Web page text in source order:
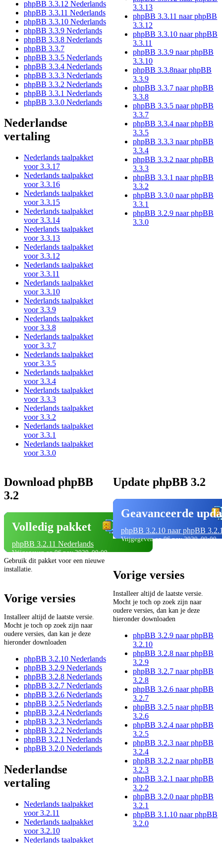
phpBB 3.3.12 Nederlands
phpBB 3.3.11 Nederlands
phpBB 3.3.10 Nederlands
phpBB 3.3.9 Nederlands
phpBB 3.3.8 Nederlands
phpBB 3.3.7
phpBB 3.3.5 Nederlands
phpBB 3.3.4 Nederlands
phpBB 3.3.3 Nederlands
phpBB 3.3.2 Nederlands
phpBB 3.3.1 Nederlands
phpBB 3.3.0 Nederlands
Nederlandse
vertaling
Nederlands taalpakket
voor 3.3.17
Nederlands taalpakket
voor 3.3.16
Nederlands taalpakket
voor 3.3.15
Nederlands taalpakket
voor 3.3.14
Nederlands taalpakket
voor 3.3.13
Nederlands taalpakket
voor 3.3.12
Nederlands taalpakket
voor 3.3.11
Nederlands taalpakket
voor 3.3.10
Nederlands taalpakket
voor 3.3.9
Nederlands taalpakket
voor 3.3.8
Nederlands taalpakket
voor 3.3.7
Nederlands taalpakket
voor 3.3.5
Nederlands taalpakket
voor 3.3.4
Nederlands taalpakket
voor 3.3.3
Nederlands taalpakket
voor 3.3.2
Nederlands taalpakket
voor 3.3.1
Nederlands taalpakket
voor 3.3.0
3.3.13
phpBB 3.3.11 naar phpBB
3.3.12
phpBB 3.3.10 naar phpBB
3.3.11
phpBB 3.3.9 naar phpBB
3.3.10
phpBB 3.3.8naar phpBB
3.3.9
phpBB 3.3.7 naar phpBB
3.3.8
phpBB 3.3.5 naar phpBB
3.3.7
phpBB 3.3.4 naar phpBB
3.3.5
phpBB 3.3.3 naar phpBB
3.3.4
phpBB 3.3.2 naar phpBB
3.3.3
phpBB 3.3.1 naar phpBB
3.3.2
phpBB 3.3.0 naar phpBB
3.3.1
phpBB 3.2.9 naar phpBB
3.3.0
Download phpBB
3.2
Volledig pakket
phpBB 3.2.11 Nederlands
Vrijgegeven op 06 nov 2020, 00:00
Gebruik dit pakket voor een nieuwe
installatie.
Vorige versies
Installeer altijd de laatste versie.
Mocht je toch op zoek zijn naar
oudere versies, dan kan je deze
hieronder downloaden
phpBB 3.2.10 Nederlands
phpBB 3.2.9 Nederlands
phpBB 3.2.8 Nederlands
phpBB 3.2.7 Nederlands
phpBB 3.2.6 Nederlands
phpBB 3.2.5 Nederlands
phpBB 3.2.4 Nederlands
phpBB 3.2.3 Nederlands
phpBB 3.2.2 Nederlands
phpBB 3.2.1 Nederlands
phpBB 3.2.0 Nederlands
Nederlandse
vertaling
Nederlands taalpakket
voor 3.2.11
Nederlands taalpakket
voor 3.2.10
Nederlands taalpakket
Update phpBB 3.2
Geavanceerde
phpBB 3.2.10 naar phpBB
Vrijgegeven op 06 nov 2020, 00:00
Vorige versies
Installeer altijd de laatste versie.
Mocht je toch op zoek zijn naar
oudere versies, dan kan je deze
hieronder downloaden
phpBB 3.2.9 naar phpBB
3.2.10
phpBB 3.2.8 naar phpBB
3.2.9
phpBB 3.2.7 naar phpBB
3.2.8
phpBB 3.2.6 naar phpBB
3.2.7
phpBB 3.2.5 naar phpBB
3.2.6
phpBB 3.2.4 naar phpBB
3.2.5
phpBB 3.2.3 naar phpBB
3.2.4
phpBB 3.2.2 naar phpBB
3.2.3
phpBB 3.2.1 naar phpBB
3.2.2
phpBB 3.2.0 naar phpBB
3.2.1
phpBB 3.1.10 naar phpBB
3.2.0